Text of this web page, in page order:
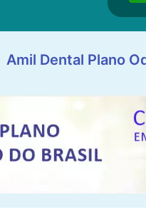
Amil Dental Plano